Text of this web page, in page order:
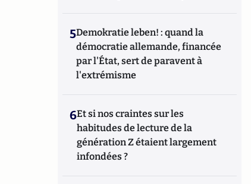
5Demokratie leben! : quand la
démocratie allemande, financée
par l'État, sert de paravent à
l'extrémisme
6Et si nos craintes sur les
habitudes de lecture de la
génération Z étaient largement
infondées ?